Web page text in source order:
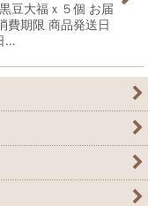
大福ｘ５個 お届
費期限 商品発送日
…